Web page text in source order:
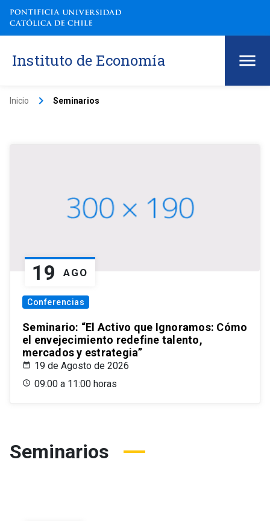
Instituto de Economía
Inicio keyboard_arrow_right Seminarios
19 AGO
Conferencias
Seminario: “El Activo que Ignoramos: Cómo
el envejecimiento redefine talento,
mercados y estrategia”
19 de Agosto de 2026
09:00 a 11:00 horas
Seminarios